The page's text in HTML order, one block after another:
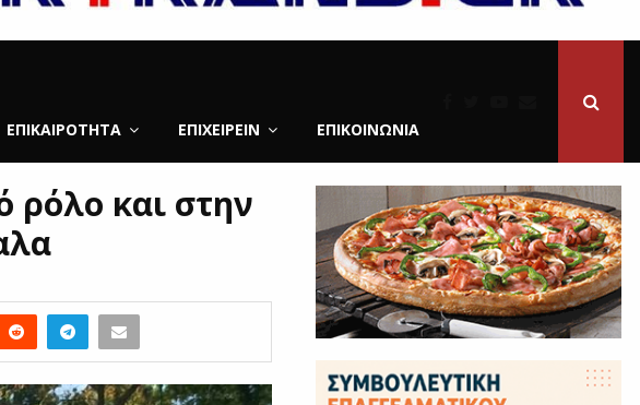
ΕΠΙΚΑΙΡΌΤΗΤΑ ΕΠΙΧΕΙΡΕΙΝ ΕΠΙΚΟΙΝΩΝΊΑ
ρόλο και στην